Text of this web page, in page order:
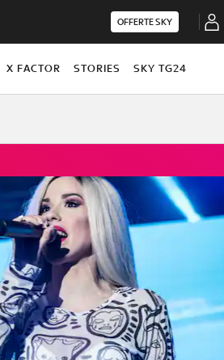
OFFERTE SKY
X FACTOR STORIES SKY TG24